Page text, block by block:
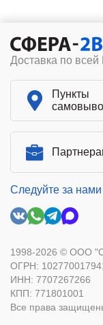
Доставка по всей
Пункты
Следуйте за нами
1998-2026 © ООО
ОГРН:
ИНН: 7707267266
КПП: 771801001
Все права